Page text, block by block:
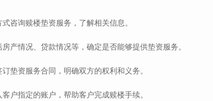
咨询赎楼垫资服务，了解相关信息。
产情况、贷款情况等，确定是否能够提供垫资服务。
垫资服务合同，明确双方的权利和义务。
户指定的账户，帮助客户完成赎楼手续。